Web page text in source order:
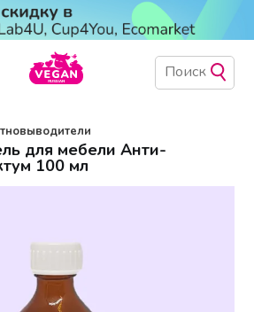
для мебели Анти-
100 мл